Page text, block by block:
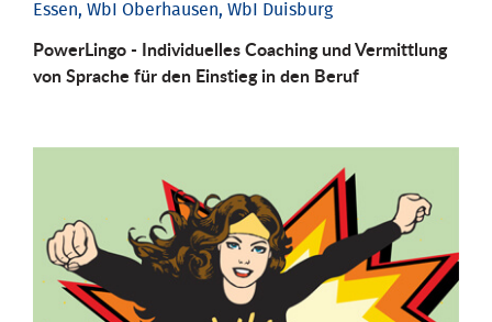
Essen, WbI Oberhausen, WbI Duisburg
PowerLingo - Individuelles Coaching und Vermittlung
von Sprache für den Einstieg in den Beruf